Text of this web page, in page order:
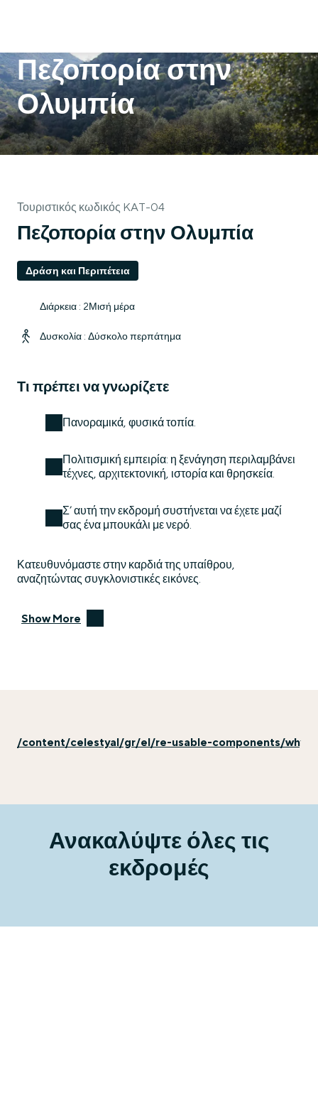
Πεζοπορία στην
Ολυμπία
Τουριστικός κωδικός KAT-04
Πεζοπορία στην Ολυμπία
Δράση και Περιπέτεια
Διάρκεια : 2Μισή μέρα
Δυσκολία : Δύσκολο περπάτημα
Τι πρέπει να γνωρίζετε
Πανοραμικά, φυσικά τοπία.
Πολιτισμική εμπειρία: η ξενάγηση περιλαμβάνει
τέχνες, αρχιτεκτονική, ιστορία και θρησκεία.
Σ’ αυτή την εκδρομή συστήνεται να έχετε μαζί
σας ένα μπουκάλι με νερό.
Κατευθυνόμαστε στην καρδιά της υπαίθρου,
αναζητώντας συγκλονιστικές εικόνες.
Show More
/content/celestyal/gr/el/re-usable-components/why-
Ανακαλύψτε όλες τις
εκδρομές